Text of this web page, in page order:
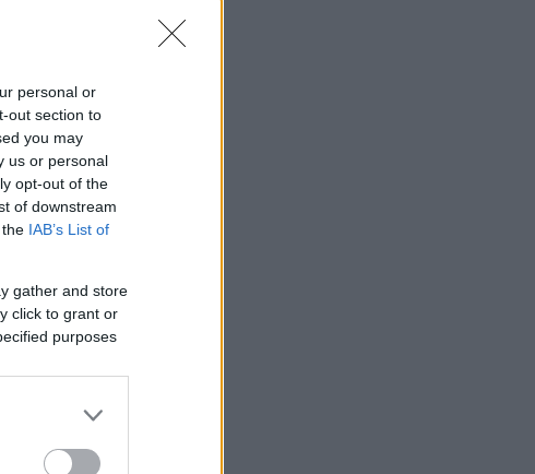
personal or
out section to
you may
us or personal
opt-out of the
of downstream
IAB’s List of
gather and store
click to grant or
purposes